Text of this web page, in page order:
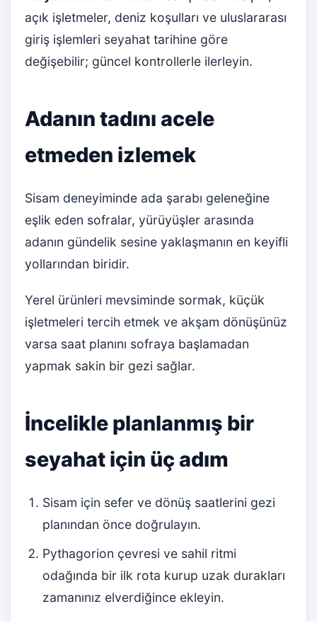
açık işletmeler, deniz koşulları ve uluslararası
giriş işlemleri seyahat tarihine göre
değişebilir; güncel kontrollerle ilerleyin.
Adanın tadını acele
etmeden izlemek
Sisam deneyiminde ada şarabı geleneğine
eşlik eden sofralar, yürüyüşler arasında
adanın gündelik sesine yaklaşmanın en keyifli
yollarından biridir.
Yerel ürünleri mevsiminde sormak, küçük
işletmeleri tercih etmek ve akşam dönüşünüz
varsa saat planını sofraya başlamadan
yapmak sakin bir gezi sağlar.
İncelikle planlanmış bir
seyahat için üç adım
Sisam için sefer ve dönüş saatlerini gezi
planından önce doğrulayın.
Pythagorion çevresi ve sahil ritmi
odağında bir ilk rota kurup uzak durakları
zamanınız elverdiğince ekleyin.